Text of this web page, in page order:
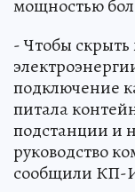
мощностью
- Чтобы
подключение
питала
подстанции и
руководство
сообщили КП-